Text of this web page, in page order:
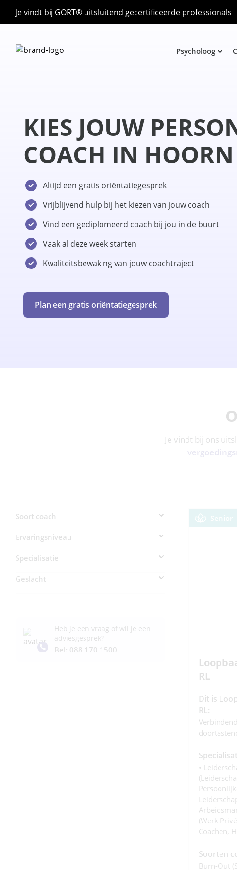
Je vindt bij GORT® uitsluitend gecertificeerde professionals
Psycholoog
KIES JOUW
COACH IN HOORN
Altijd een gratis oriëntatiegesprek
Vrijblijvend hulp bij het kiezen van jouw coach
Vind een gediplomeerd coach bij jou in de buurt
Vaak al deze week starten
Kwaliteitsbewaking van jouw coachtraject
Plan een gratis oriëntatiegesprek
Je vindt bij ons
Soort coach
Ervaringsniveau
Specialisatie
Geslacht
Heb je een vraag of wil je een
adviesgesprek?
Bel: 088 170 1500
Senior
RL
Dit is
RL:
•
(werk
Coachen,
Soorten
Burn-Out